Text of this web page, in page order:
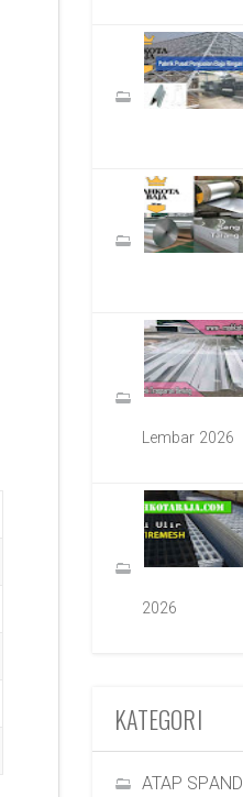
Lembar 2026
2026
KATEGORI
ATAP